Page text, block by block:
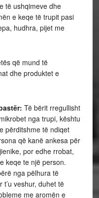
të ushqimeve dhe
e keqe të trupit pasi
hudhra, pijet me
që mund të
dhe produktet e
Të bërit rregullisht
nga trupi, kështu
përditshme të ndiqet
që kanë ankesa për
por edhe rrobat,
keqe te një person.
nga pëlhura të
veshur, duhet të
me aromën e